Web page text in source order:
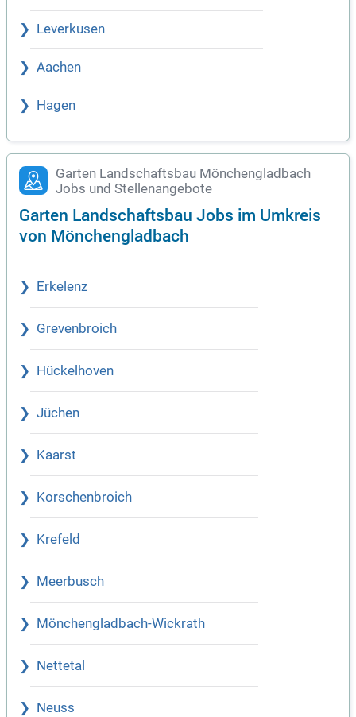
Leverkusen
Aachen
Hagen
Garten Landschaftsbau Mönchengladbach
Jobs und Stellenangebote
Garten Landschaftsbau Jobs im Umkreis
von Mönchengladbach
Erkelenz
Grevenbroich
Hückelhoven
Jüchen
Kaarst
Korschenbroich
Krefeld
Meerbusch
Mönchengladbach-Wickrath
Nettetal
Neuss